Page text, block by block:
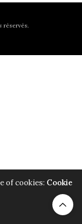
réservés.
of cookies: Cookie